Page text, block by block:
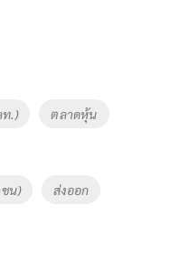
ท.) ตลาดหุ้น
น) ส่งออก